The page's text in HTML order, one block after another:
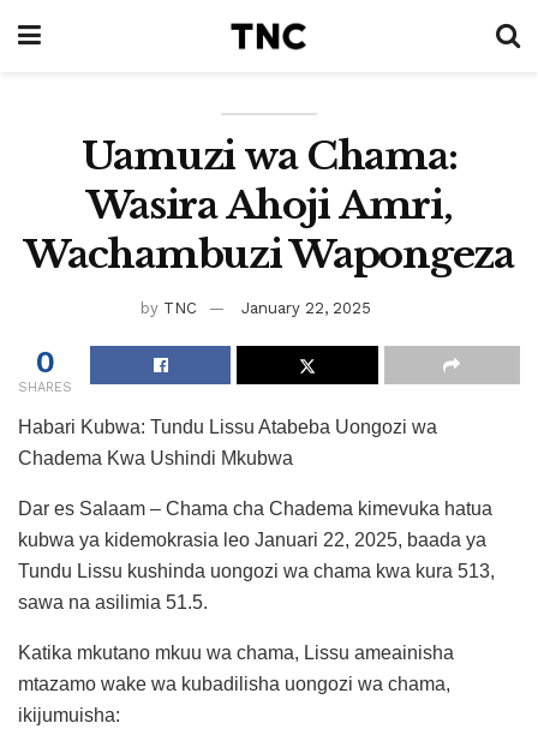
Uamuzi wa Chama:
Wasira Ahoji Amri,
Wachambuzi Wapongeza
by TNC January 22, 2025
0
SHARES
Habari Kubwa: Tundu Lissu Atabeba Uongozi wa
Chadema Kwa Ushindi Mkubwa
Dar es Salaam – Chama cha Chadema kimevuka hatua
kubwa ya kidemokrasia leo Januari 22, 2025, baada ya
Tundu Lissu kushinda uongozi wa chama kwa kura 513,
sawa na asilimia 51.5.
Katika mkutano mkuu wa chama, Lissu ameainisha
mtazamo wake wa kubadilisha uongozi wa chama,
ikijumuisha: